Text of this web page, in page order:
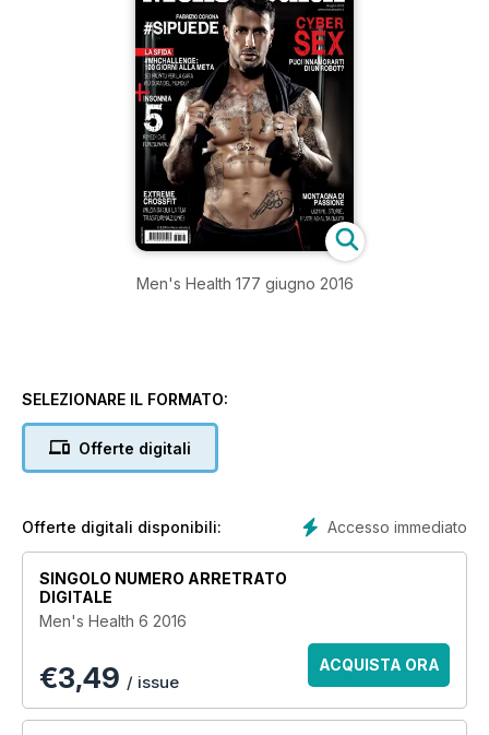
Men's Health 177 giugno 2016
SELEZIONARE IL FORMATO:
Offerte digitali
Accesso immediato
Offerte digitali disponibili:
SINGOLO NUMERO ARRETRATO
DIGITALE
Men's Health 6 2016
€3,49 / issue
ACQUISTA ORA